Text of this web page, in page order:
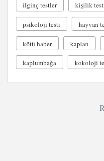
ilginç testler kişilik
psikoloji testi hayvan
kötü haber kaplan
kaplumbağa kokoloji